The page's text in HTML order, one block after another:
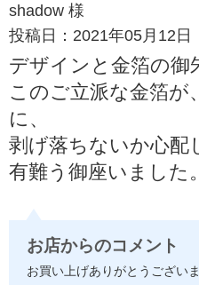
shadow 様
投稿日：2021年05月12日
デザインと金箔の御
このご立派な金箔が
に、
剥げ落ちないか心配
有難う御座いました。
お店からのコメント
お買い上げありがとうござい